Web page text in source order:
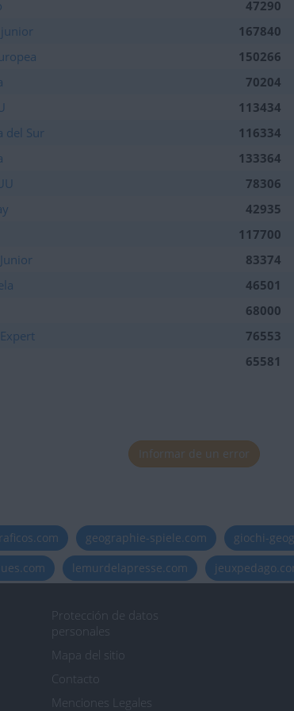
47290
167840
150266
70204
113434
del Sur 116334
133364
78306
42935
117700
83374
46501
68000
76553
65581
Informar de un error
geographie-spiele.com giochi-
lemurdelapresse.com
Protección de datos
personales
Mapa del sitio
Contacto
Menciones Legales